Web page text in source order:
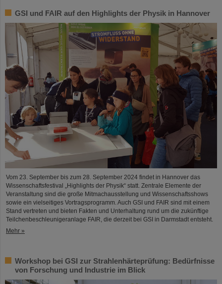
GSI und FAIR auf den Highlights der Physik in Hannover
Vom 23. September bis zum 28. September 2024 findet in Hannover das
Wissenschaftsfestival „Highlights der Physik“ statt. Zentrale Elemente der
Veranstaltung sind die große Mitmachausstellung und Wissenschaftsshows
sowie ein vielseitiges Vortragsprogramm. Auch GSI und FAIR sind mit einem
Stand vertreten und bieten Fakten und Unterhaltung rund um die zukünftige
Teilchenbeschleunigeranlage FAIR, die derzeit bei GSI in Darmstadt entsteht.
Mehr »
Workshop bei GSI zur Strahlenhärteprüfung: Bedürfnisse
von Forschung und Industrie im Blick